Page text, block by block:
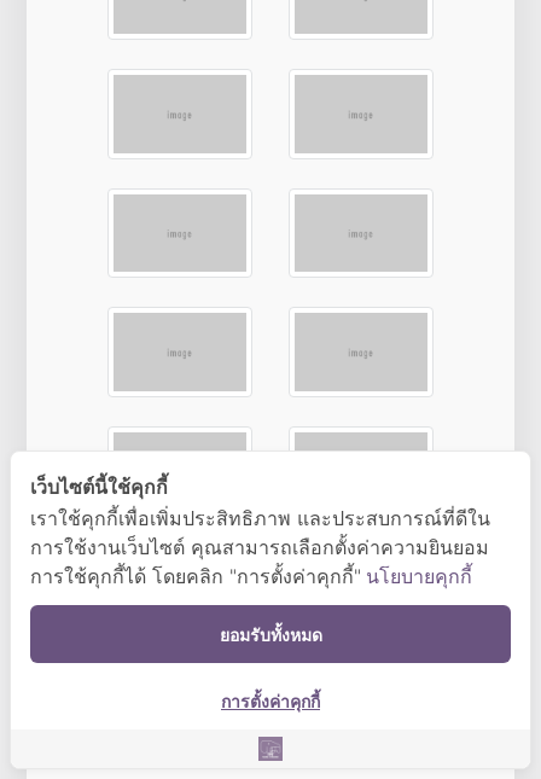
เว็บไซต์นี้ใช้คุกกี้
เราใช้คุกกี้เพื่อเพิ่มประสิทธิภาพ และประสบการณ์ที่ดีใน
การใช้งานเว็บไซต์ คุณสามารถเลือกตั้งค่าความยินยอม
การใช้คุกกี้ได้ โดยคลิก "การตั้งค่าคุกกี้" นโยบายคุกกี้
ยอมรับทั้งหมด
การตั้งค่าคุกกี้